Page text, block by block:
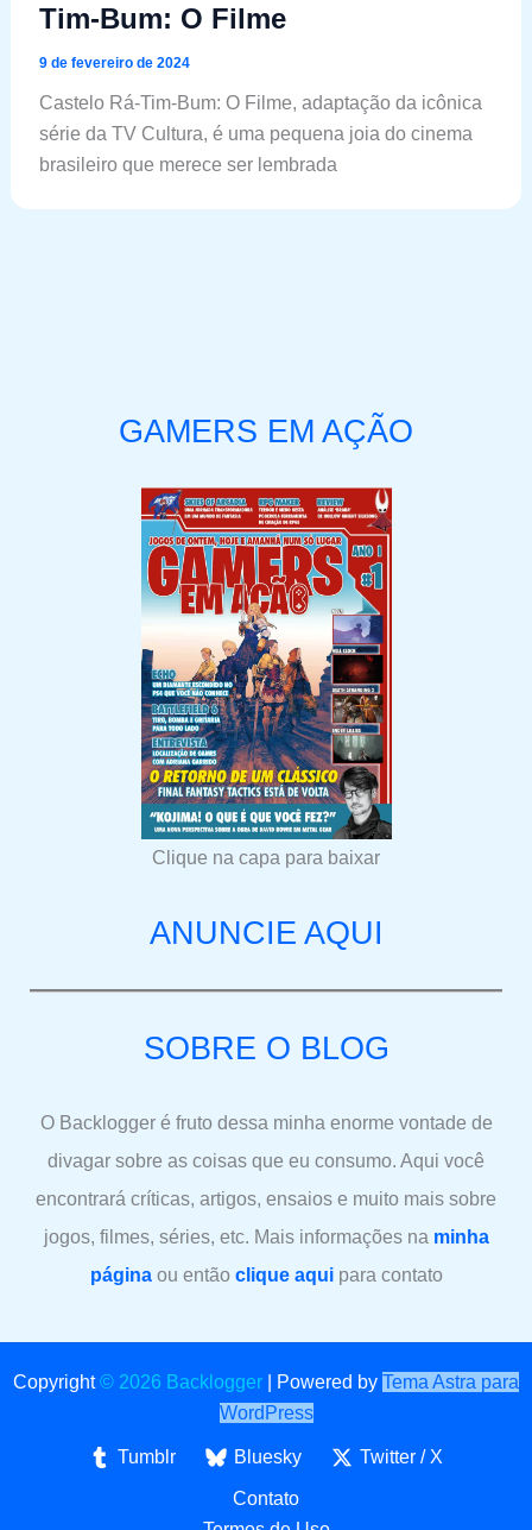
Tim-Bum: O Filme
9 de fevereiro de 2024
Castelo Rá-Tim-Bum: O Filme, adaptação da icônica
série da TV Cultura, é uma pequena joia do cinema
brasileiro que merece ser lembrada
GAMERS EM AÇÃO
Clique na capa para baixar
ANUNCIE AQUI
SOBRE O BLOG
O Backlogger é fruto dessa minha enorme vontade de
divagar sobre as coisas que eu consumo. Aqui você
encontrará críticas, artigos, ensaios e muito mais sobre
jogos, filmes, séries, etc. Mais informações na minha
páginaou então clique aquipara contato
Copyright© 2026 Backlogger Powered by Tema Astra para
WordPress
Tumblr Bluesky Twitter / X
Contato